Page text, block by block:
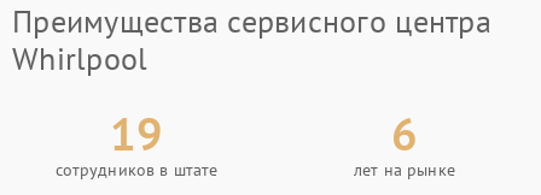
Преимущества сервисного центра
Whirlpool
19
сотрудников в штате
6
лет на рынке